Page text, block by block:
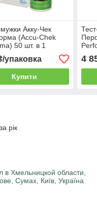
Акку-Чек
(Accu-Chek
50 шт. в 1
упаковка
Купити
4
рік
Хмельницкой области,
Сумах, Київ, Україна